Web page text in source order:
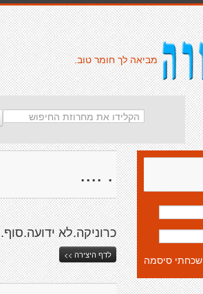
מביאה לך חומר טוב.
. ....
כרוניקה.לא ידועה.סוף.
לדף היצירה >> שכחתי סיסמה